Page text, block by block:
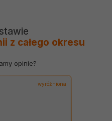
z całego okresu
opinie?
wyróżniona